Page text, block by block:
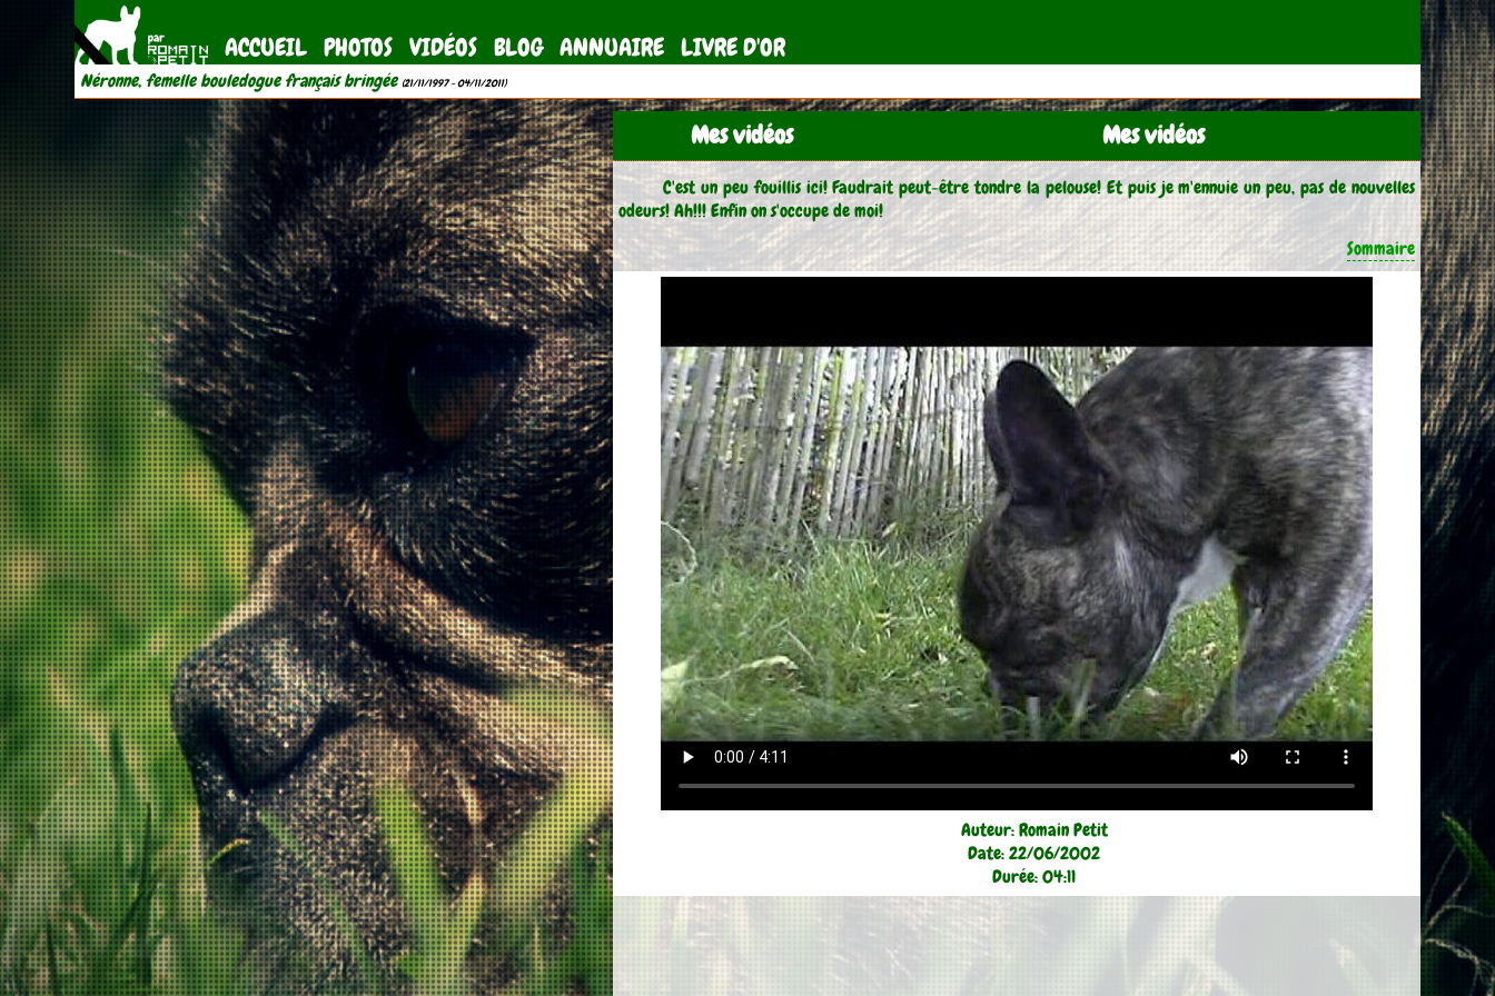
ACCUEIL PHOTOS VIDÉOS BLOG ANNUAIRE LIVRE D'OR
Néronne, femelle bouledogue français bringée (21/11/1997 - 04/11/2011)
Mes vidéos Mes vidéos
C'est un peu fouillis ici! Faudrait peut-être tondre la pelouse! Et puis je m'ennuie un peu, pas de nouvelles
odeurs! Ah!!! Enfin on s'occupe de moi!
Sommaire
Auteur: Romain Petit
Date: 22/06/2002
Durée: 04:11